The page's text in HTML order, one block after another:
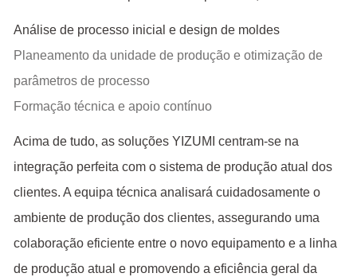
Análise de processo inicial e design de moldes
Planeamento da unidade de produção e otimização de
parâmetros de processo
Formação técnica e apoio contínuo
Acima de tudo, as soluções YIZUMI centram-se na
integração perfeita com o sistema de produção atual dos
clientes. A equipa técnica analisará cuidadosamente o
ambiente de produção dos clientes, assegurando uma
colaboração eficiente entre o novo equipamento e a linha
de produção atual e promovendo a eficiência geral da